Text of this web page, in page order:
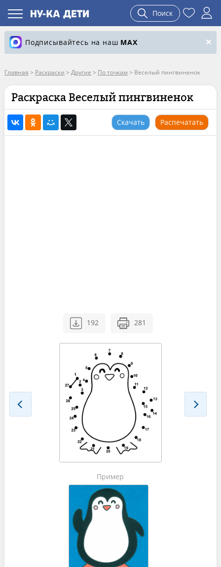
Поиск
Подписывайтесь на наш MAX
Главная > Раскраски > Другие > По точкам > Веселый пингвиненок
Раскраска Веселый пингвиненок
Скачать Распечатать
192 281
Пример